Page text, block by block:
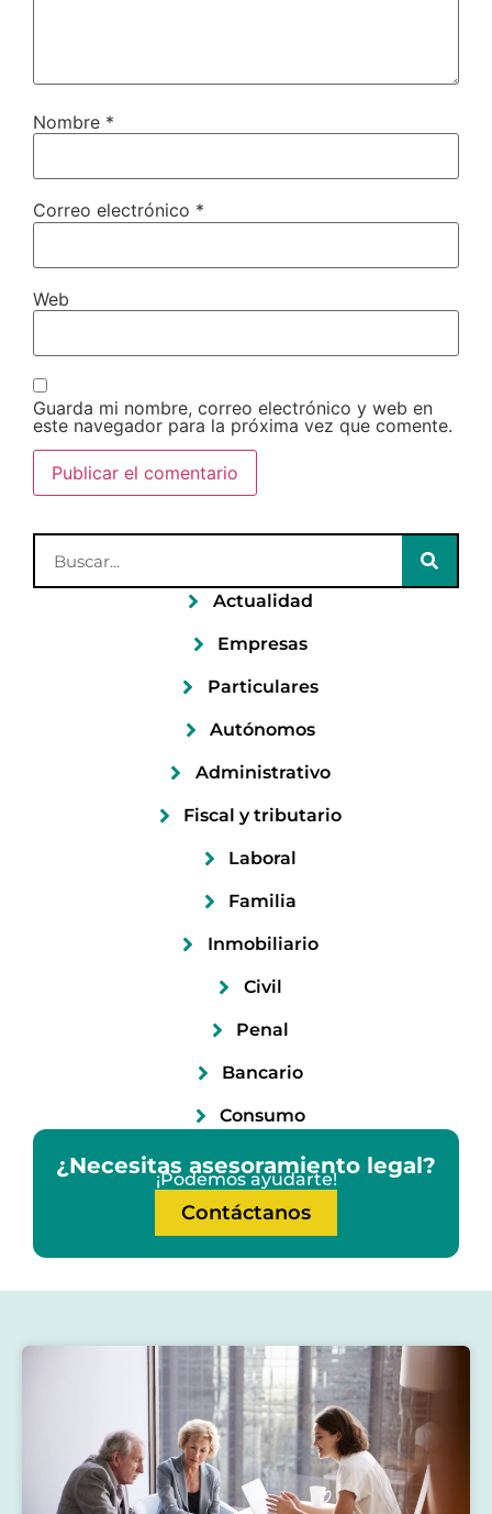
Nombre *
Correo electrónico *
Web
Guarda mi nombre, correo electrónico y web en
este navegador para la próxima vez que comente.
Actualidad
Empresas
Particulares
Autónomos
Administrativo
Fiscal y tributario
Laboral
Familia
Inmobiliario
Civil
Penal
Bancario
Consumo
¿Necesitas asesoramiento legal?
¡Podemos ayudarte!
Contáctanos